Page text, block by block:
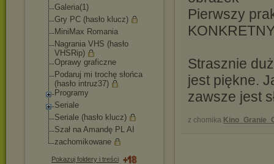
Galeria(1)
Gry PC (hasło klucz)
MiniMax Romania
Nagrania VHS (hasło
VHSRip)
Oprawy graficzne
Podaruj mi trochę słońca
(hasło intruz37)
Programy
Seriale
Seriale (hasło klucz)
Szał na Amandę PL AI
zachomikowane
Pokazuj foldery i treści
Pierwszy
Strasznie
jest piękne.
zawsze jest
z chomika